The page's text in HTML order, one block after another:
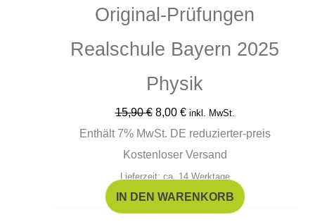
Original-Prüfungen
Realschule Bayern 2025
Physik
15,90€ 8,00 € inkl. MwSt.
Enthält 7% MwSt. DE reduzierter-preis
Kostenloser Versand
Lieferzeit: ca. 14 Werktage
IN DEN WARENKORB